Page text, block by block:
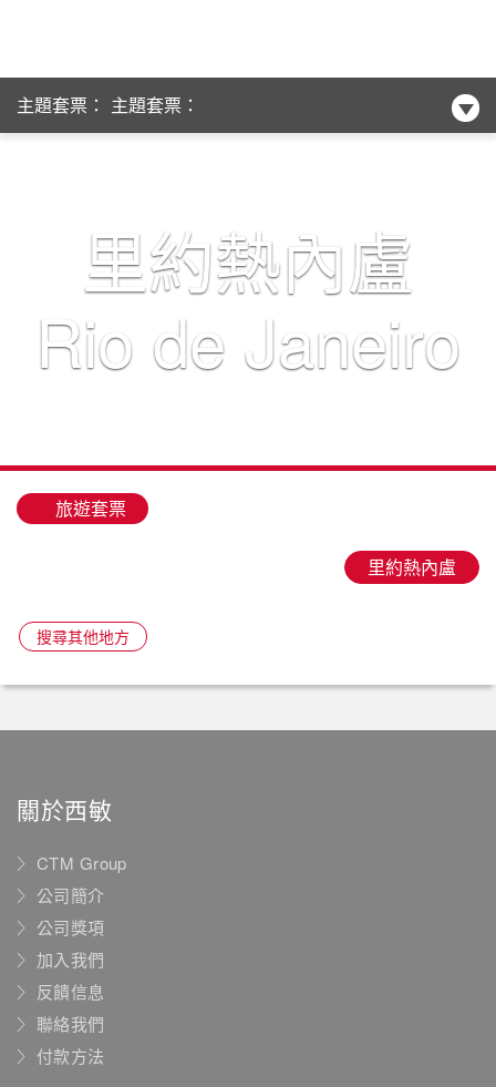
主題套票： 主題套票：
里約熱內盧
Rio de Janeiro
旅遊套票
里約熱內盧
搜尋其他地方
關於西敏
CTM Group
公司簡介
公司獎項
加入我們
反饋信息
聯絡我們
付款方法